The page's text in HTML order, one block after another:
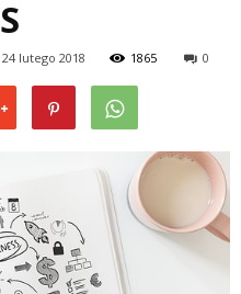
24 lutego 2018 1865 0